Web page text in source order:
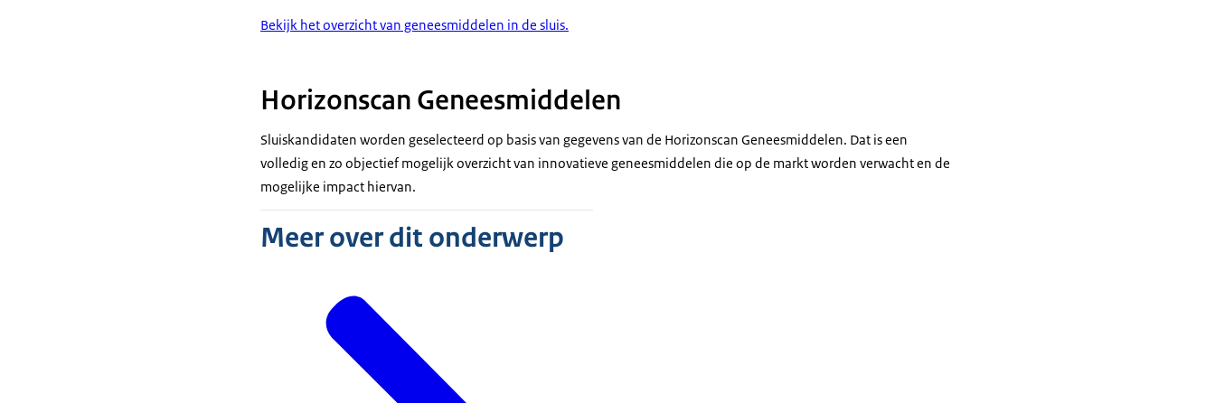
Bekijk het overzicht van geneesmiddelen in de sluis.
Horizonscan Geneesmiddelen
Sluiskandidaten worden geselecteerd op basis van gegevens van de Horizonscan Geneesmiddelen. Dat is een
volledig en zo objectief mogelijk overzicht van innovatieve geneesmiddelen die op de markt worden verwacht en de
mogelijke impact hiervan.
Meer over dit onderwerp